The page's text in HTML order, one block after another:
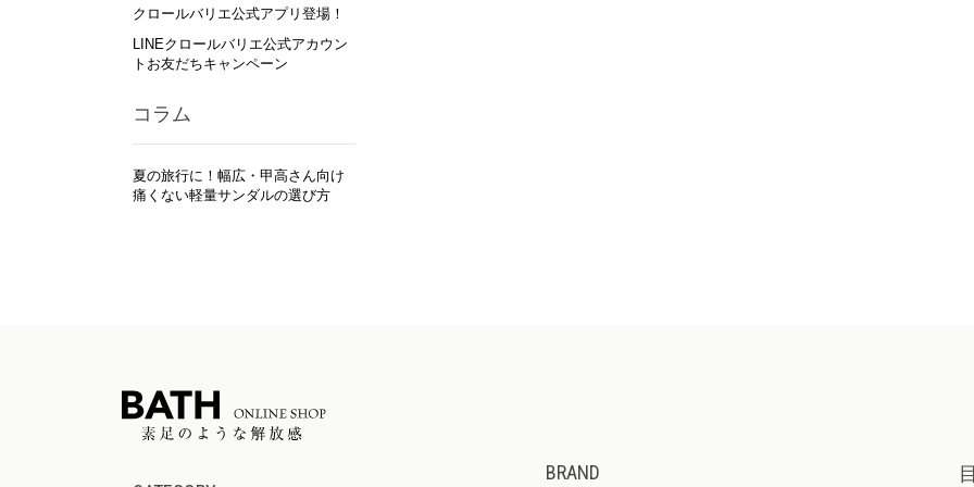
クロールバリエ公式アプリ登場！
LINEクロールバリエ公式アカウン
トお友だちキャンペーン
コラム
夏の旅行に！幅広・甲高さん向け
痛くない軽量サンダルの選び方
BRAND